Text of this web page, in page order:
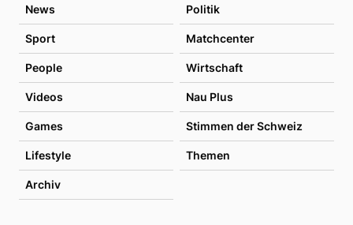
News Politik
Sport Matchcenter
People Wirtschaft
Videos Nau Plus
Games Stimmen der Schweiz
Lifestyle Themen
Archiv